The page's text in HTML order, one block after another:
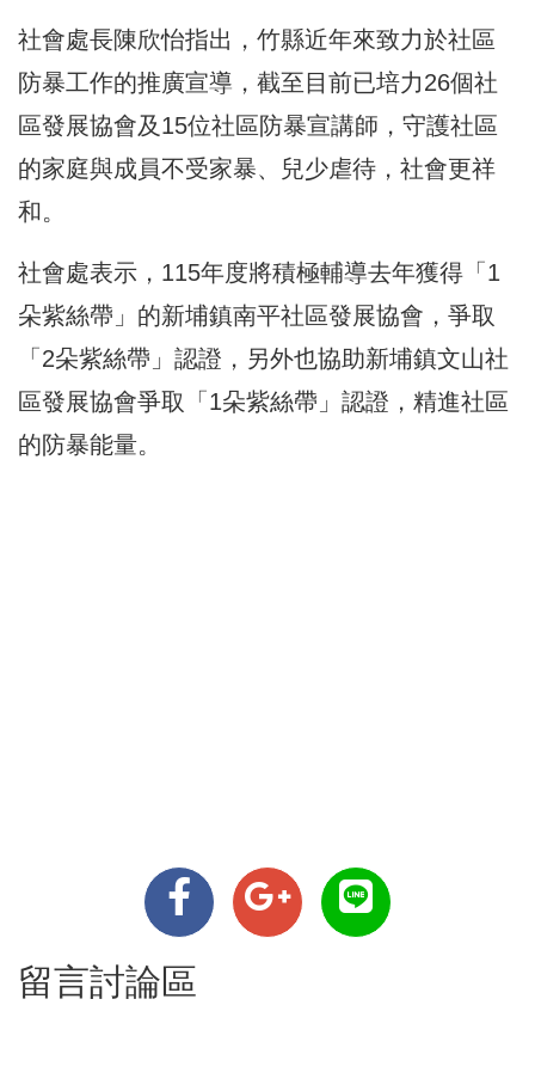
社會處長陳欣怡指出，竹縣近年來致力於社區
防暴工作的推廣宣導，截至目前已培力26個社
區發展協會及15位社區防暴宣講師，守護社區
的家庭與成員不受家暴、兒少虐待，社會更祥
和。
社會處表示，115年度將積極輔導去年獲得「1
朵紫絲帶」的新埔鎮南平社區發展協會，爭取
「2朵紫絲帶」認證，另外也協助新埔鎮文山社
區發展協會爭取「1朵紫絲帶」認證，精進社區
的防暴能量。
留言討論區